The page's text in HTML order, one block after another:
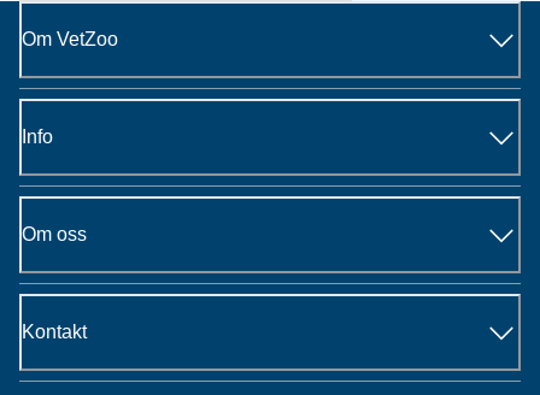
Om VetZoo
Info
Om oss
Kontakt